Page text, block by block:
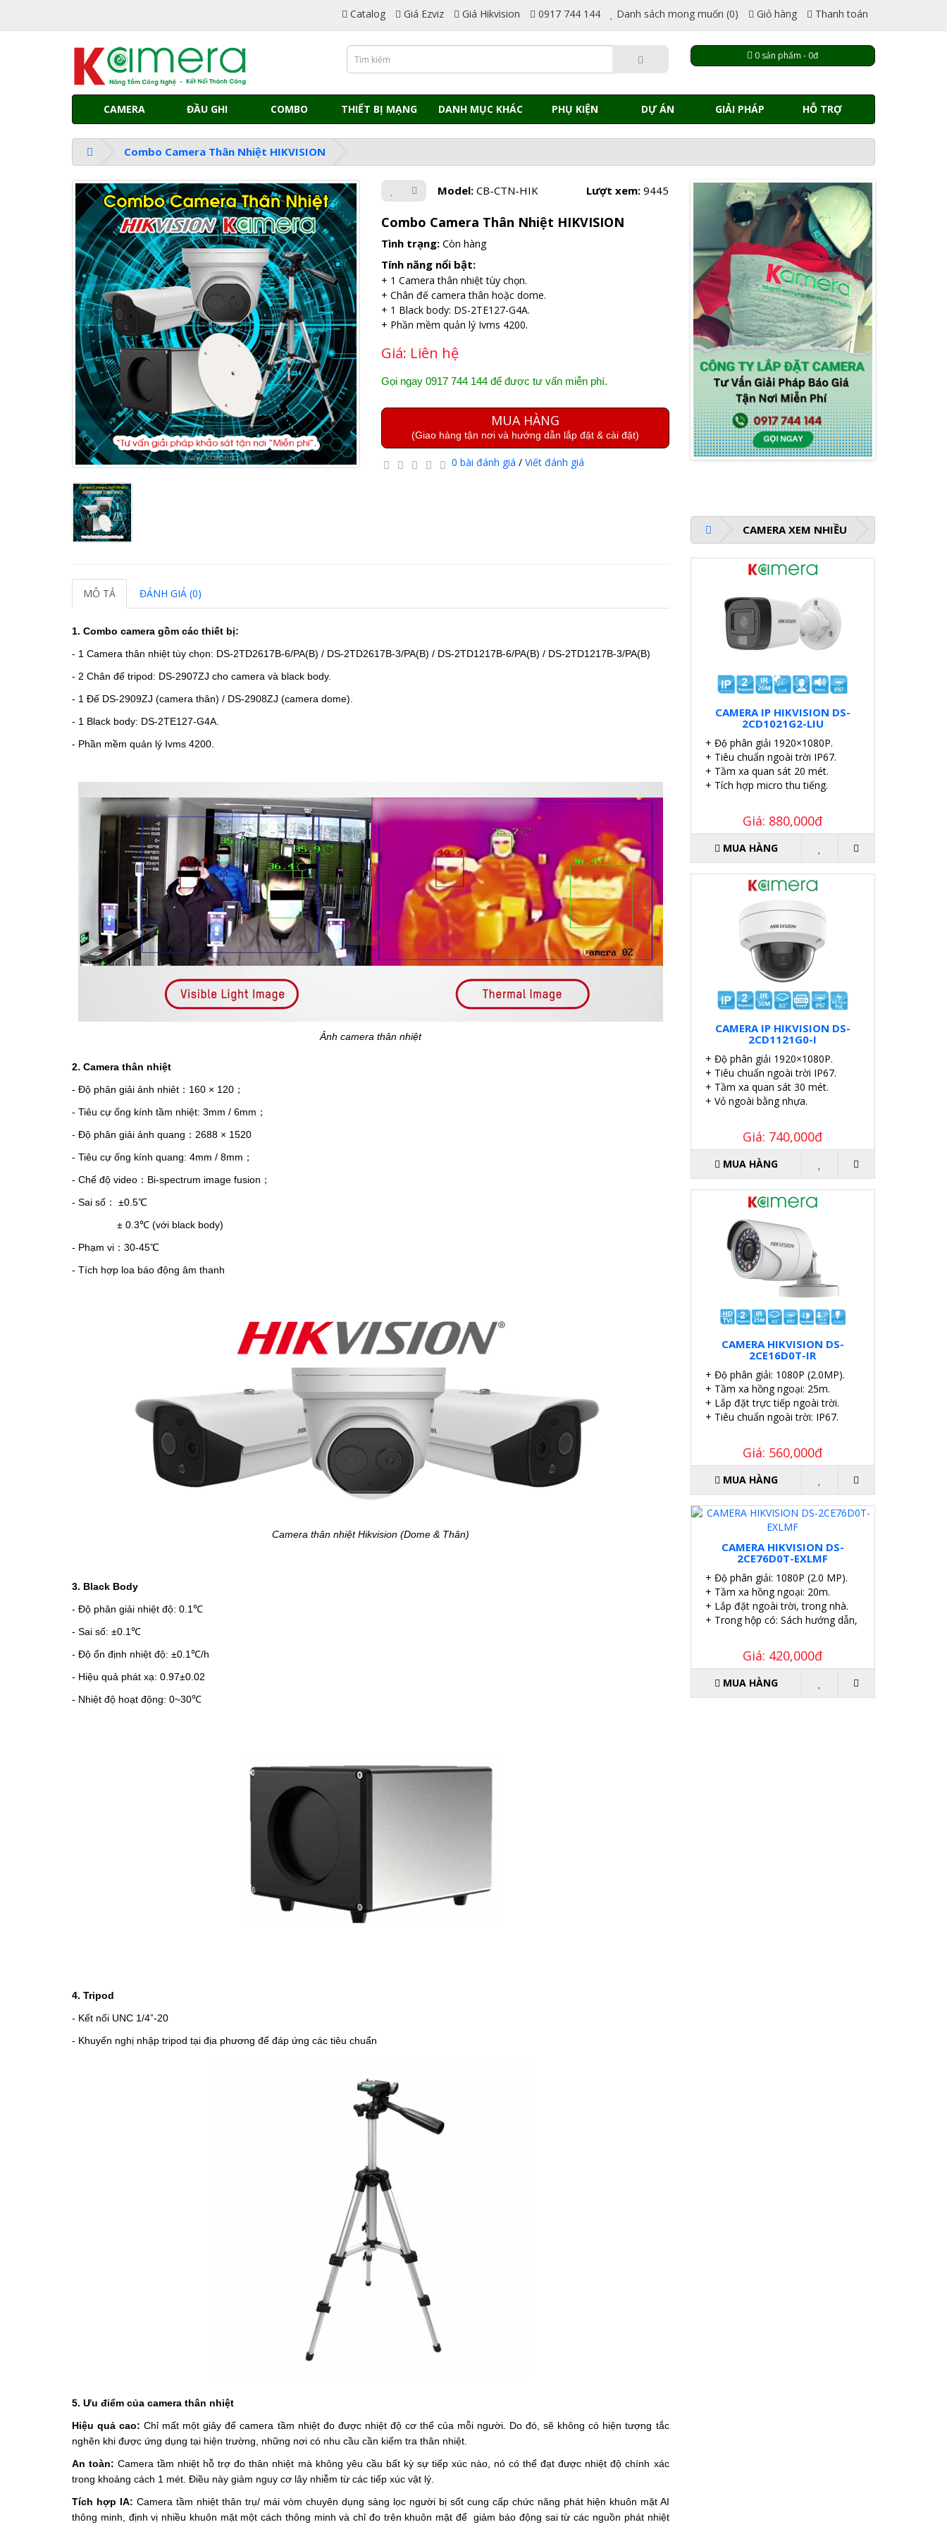
Catalog Giá Ezviz Giá Hikvision 0917 744 144 Danh sách mong muốn (0) Giỏ hàng Thanh toán
0 sản phẩm - 0đ
CAMERA ĐẦU GHI COMBO THIẾT BỊ MẠNG DANH MỤC KHÁC PHỤ KIỆN DỰ ÁN GIẢI PHÁP HỖ TRỢ
Combo Camera Thân Nhiệt HIKVISION
Model: CB-CTN-HIK Lượt xem: 9445
Combo Camera Thân Nhiệt HIKVISION
Tình trạng: Còn hàng
Tính năng nổi bật:
+ 1 Camera thân nhiệt tùy chọn.
+ Chân đế camera thân hoặc dome.
+ 1 Black body: DS-2TE127-G4A.
+ Phần mềm quản lý Ivms 4200.
Giá: Liên hệ
Gọi ngay 0917 744 144 để được tư vấn miễn phí.
MUA HÀNG
(Giao hàng tận nơi và hướng dẫn lắp đặt & cài đặt)
0 bài đánh giá / Viết đánh giá
MÔ TẢ ĐÁNH GIÁ (0)
1. Combo camera gồm các thiết bị:
- 1 Camera thân nhiệt tùy chọn: DS-2TD2617B-6/PA(B) / DS-2TD2617B-3/PA(B) / DS-2TD1217B-6/PA(B) / DS-2TD1217B-3/PA(B)
- 2 Chân đế tripod: DS-2907ZJ cho camera và black body.
- 1 Đế DS-2909ZJ (camera thân) / DS-2908ZJ (camera dome).
- 1 Black body: DS-2TE127-G4A.
- Phần mềm quản lý Ivms 4200.
Ảnh camera thân nhiệt
2. Camera thân nhiệt
- Độ phân giải ảnh nhiêt ： 160 × 120 ；
- Tiêu cự ống kính tầm nhiệt: 3mm / 6mm ；
- Độ phân giải ảnh quang ： 2688 × 1520
- Tiêu cự ống kính quang: 4mm / 8mm ；
- Chế độ video ： Bi-spectrum image fusion ；
- Sai số ： ±0.5℃
± 0.3℃ (với black body)
- Phạm vi ： 30-45℃
- Tích hợp loa báo động âm thanh
Camera thân nhiệt Hikvision (Dome & Thân)
3. Black Body
- Độ phân giải nhiệt độ: 0.1℃
- Sai số: ±0.1℃
- Độ ổn định nhiệt độ: ±0.1℃/h
- Hiệu quả phát xạ: 0.97±0.02
- Nhiệt độ hoạt động: 0~30℃
4. Tripod
- Kết nối UNC 1/4”-20
- Khuyến nghị nhập tripod tại địa phương để đáp ứng các tiêu chuẩn
5. Ưu điểm của camera thân nhiệt
Hiệu quả cao:Chỉ mất một giây để camera tầm nhiệt đo được nhiệt độ cơ thể của mỗi người. Do đó, sẽ không có hiện tượng tắc
nghẽn khi được ứng dụng tại hiện trường, những nơi có nhu cầu cần kiểm tra thân nhiệt.
An toàn:Camera tầm nhiệt hỗ trợ đo thân nhiệt mà không yêu cầu bất kỳ sự tiếp xúc nào, nó có thể đạt được nhiệt độ chính xác
trong khoảng cách 1 mét. Điều này giảm nguy cơ lây nhiễm từ các tiếp xúc vật lý.
Tích hợp IA: Camera tầm nhiệt thân trụ/ mái vòm chuyên dụng sàng lọc người bị sốt cung cấp chức năng phát hiện khuôn mặt AI
thông minh, định vị nhiều khuôn mặt một cách thông minh và chỉ đo trên khuôn mặt đểgiảm báo động sai từ các nguồn phát nhiệt
CAMERA XEM NHIỀU
CAMERA IP HIKVISION DS-
2CD1021G2-LIU
+ Độ phân giải 1920×1080P.
+ Tiêu chuẩn ngoài trời IP67.
+ Tầm xa quan sát 20 mét.
+ Tích hợp micro thu tiếng.
Giá: 880,000đ
MUA HÀNG
CAMERA IP HIKVISION DS-
2CD1121G0-I
+ Độ phân giải 1920×1080P.
+ Tiêu chuẩn ngoài trời IP67.
+ Tầm xa quan sát 30 mét.
+ Vỏ ngoài bằng nhựa.
Giá: 740,000đ
MUA HÀNG
CAMERA HIKVISION DS-
2CE16D0T-IR
+ Độ phân giải: 1080P (2.0MP).
+ Tầm xa hồng ngoại: 25m.
+ Lắp đặt trực tiếp ngoài trời.
+ Tiêu chuẩn ngoài trời: IP67.
Giá: 560,000đ
MUA HÀNG
CAMERA HIKVISION DS-
2CE76D0T-EXLMF
+ Độ phân giải: 1080P (2.0 MP).
+ Tầm xa hồng ngoại: 20m.
+ Lắp đặt ngoài trời, trong nhà.
+ Trong hộp có: Sách hướng dẫn, Ốc vít tắc kê.
Giá: 420,000đ
MUA HÀNG